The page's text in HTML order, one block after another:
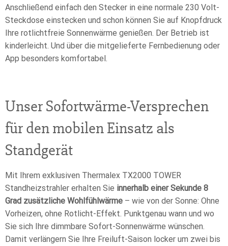
Anschließend einfach den Stecker in eine normale 230 Volt-
Steckdose einstecken und schon können Sie auf Knopfdruck
Ihre rotlichtfreie Sonnenwärme genießen. Der Betrieb ist
kinderleicht. Und über die mitgelieferte Fernbedienung oder
App besonders komfortabel.
Unser Sofortwärme-Versprechen
für den mobilen Einsatz als
Standgerät
Mit Ihrem exklusiven Thermalex TX2000 TOWER
Standheizstrahler erhalten Sie innerhalb einer Sekunde 8
Grad zusätzliche Wohlfühlwärme – wie von der Sonne: Ohne
Vorheizen, ohne Rotlicht-Effekt. Punktgenau wann und wo
Sie sich Ihre dimmbare Sofort-Sonnenwärme wünschen.
Damit verlängern Sie Ihre Freiluft-Saison locker um zwei bis